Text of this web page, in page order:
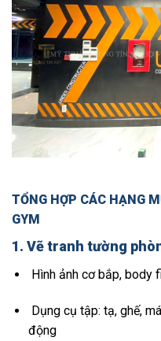
TỔNG HỢP CÁC HẠNG
GYM
1. Vẽ tranh tường
Hình ảnh cơ bắp, body
Dụng cụ tập: tạ, ghế,
động